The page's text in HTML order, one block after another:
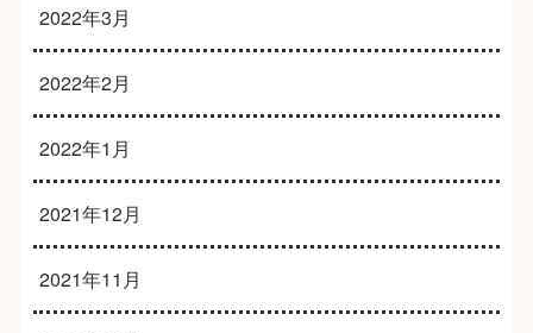
2022年3月
2022年2月
2022年1月
2021年12月
2021年11月